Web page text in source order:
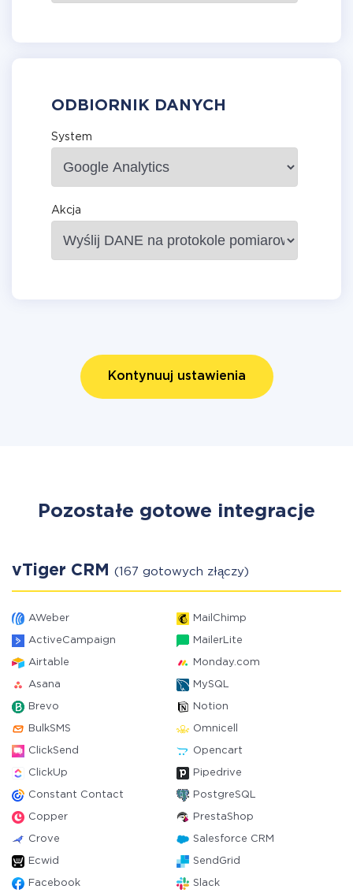
ODBIORNIK DANYCH
System
Akcja
Kontynuuj ustawienia
Pozostałe gotowe integracje
vTiger CRM (167 gotowych złączy)
AWeber MailChimp
ActiveCampaign MailerLite
Airtable Monday.com
Asana MySQL
Brevo Notion
BulkSMS Omnicell
ClickSend Opencart
ClickUp Pipedrive
Constant Contact PostgreSQL
Copper PrestaShop
Crove Salesforce CRM
Ecwid SendGrid
Facebook Slack